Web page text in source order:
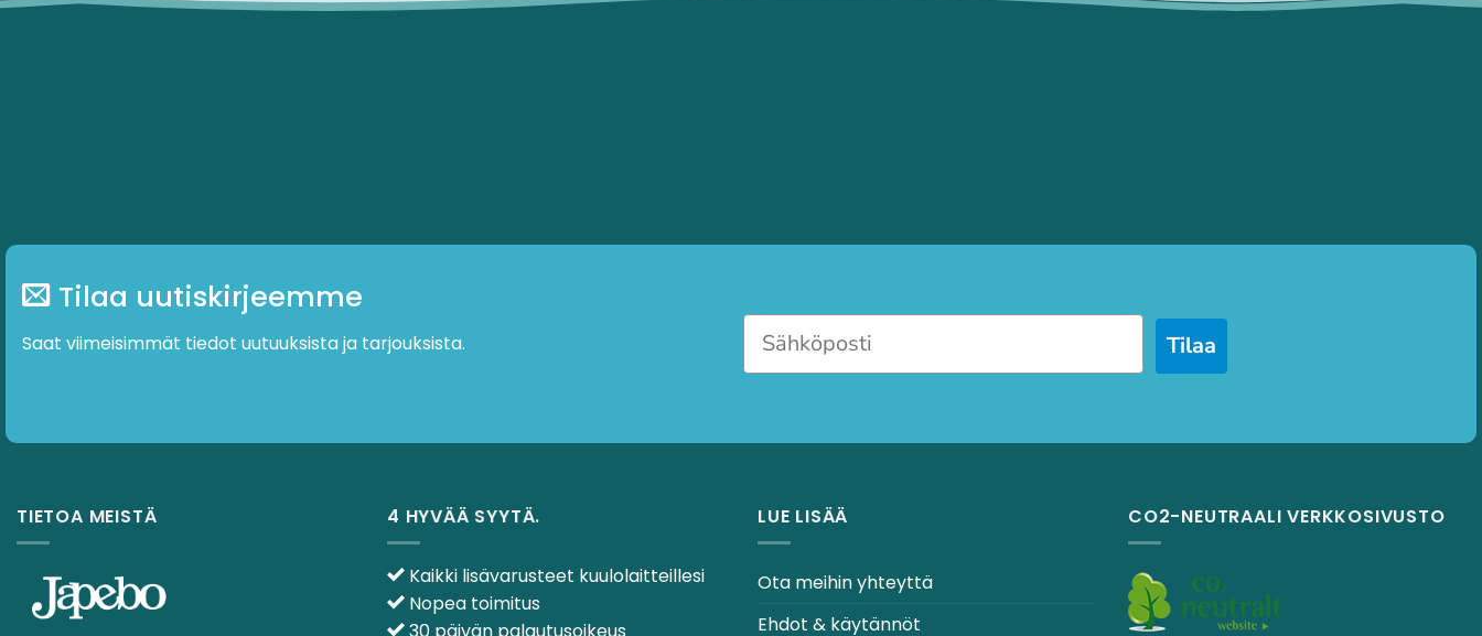
Tilaa uutiskirjeemme
Saat viimeisimmät tiedot uutuuksista ja tarjouksista. Tilaa
TIETOA MEISTÄ 4 HYVÄÄ SYYTÄ.
Kaikki lisävarusteet kuulolaitteillesi
Nopea toimitus
LUE LISÄÄ
Ota meihin yhteyttä
Ehdot & käytännöt
CO2-NEUTRAALI VERKKOSIVUSTO